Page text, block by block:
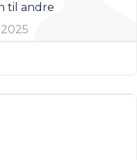
til andre